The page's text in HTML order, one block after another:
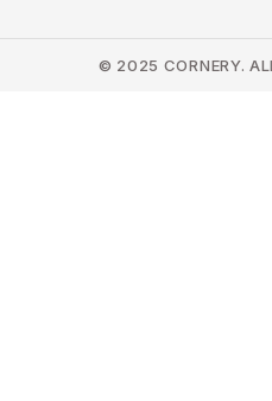
© 2025 CORNERY.